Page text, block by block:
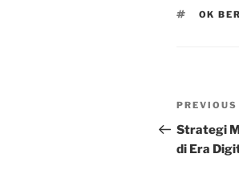
TAGS
OK
Post
Previous
Post
PREVIOUS
Strategi
di Era